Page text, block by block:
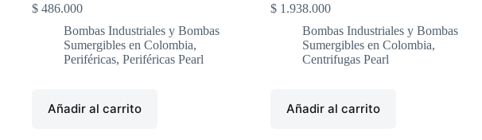
230G500SH-
$ 486.000
Bombas Industriales y Bombas
Sumergibles en Colombia,
Periféricas, Periféricas Pearl
Añadir al carrito
$1.938.000
Bombas Industriales y Bombas
Sumergibles en Colombia,
Centrifugas Pearl
Añadir al carrito